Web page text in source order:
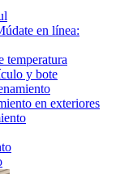
en línea:
temperatura
y bote
en exteriores